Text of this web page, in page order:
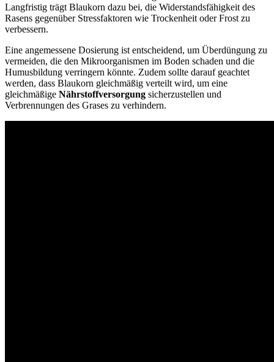
Langfristig trägt Blaukorn dazu bei, die Widerstandsfähigkeit des
Rasens gegenüber Stressfaktoren wie Trockenheit oder Frost zu
verbessern.
Eine angemessene Dosierung ist entscheidend, um Überdüngung zu
vermeiden, die den Mikroorganismen im Boden schaden und die
Humusbildung verringern könnte. Zudem sollte darauf geachtet
werden, dass Blaukorn gleichmäßig verteilt wird, um eine
gleichmäßige Nährstoffversorgung sicherzustellen und
Verbrennungen des Grases zu verhindern.